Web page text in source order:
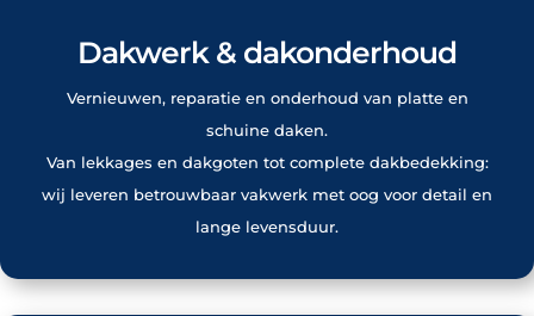
Dakwerk & dakonderhoud
Vernieuwen, reparatie en onderhoud van platte en
schuine daken.
Van lekkages en dakgoten tot complete dakbedekking:
wij leveren betrouwbaar vakwerk met oog voor detail en
lange levensduur.